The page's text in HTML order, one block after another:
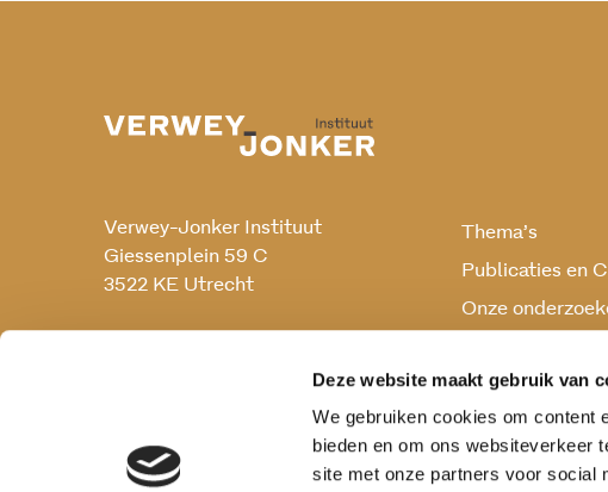
Deze website maakt gebruik van
We gebruiken cookies om content
bieden en om ons websiteverkeer
site met onze partners voor social
Verwey-Jonker Instituut
Giessenplein 59 C
3522 KE Utrecht
Thema’s
Publicaties en
Onze